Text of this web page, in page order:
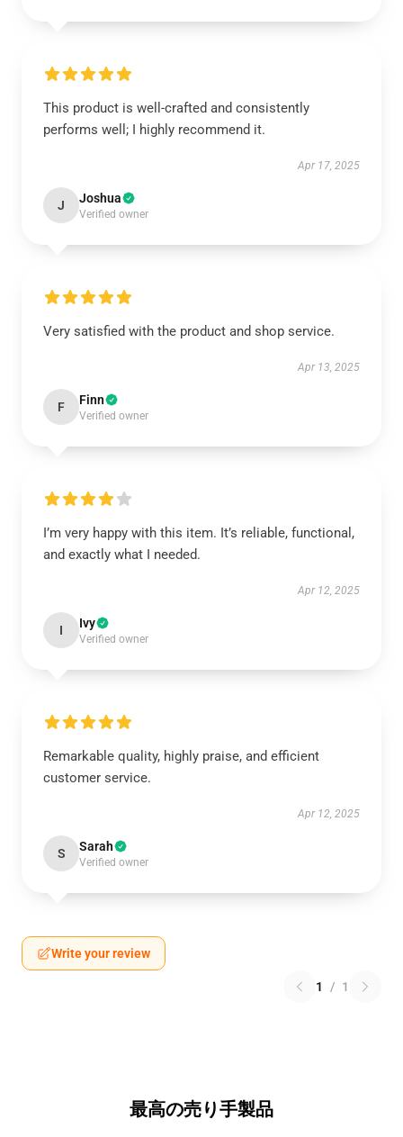
This product is well-crafted and consistently
performs well; I highly recommend it.
Apr 17, 2025
J Joshua
Verified owner
Very satisfied with the product and shop service.
Apr 13, 2025
F Finn
Verified owner
I’m very happy with this item. It’s reliable, functional,
and exactly what I needed.
Apr 12, 2025
I Ivy
Verified owner
Remarkable quality, highly praise, and efficient
customer service.
Apr 12, 2025
S Sarah
Verified owner
Write your review
1 / 1
最高の売り手製品